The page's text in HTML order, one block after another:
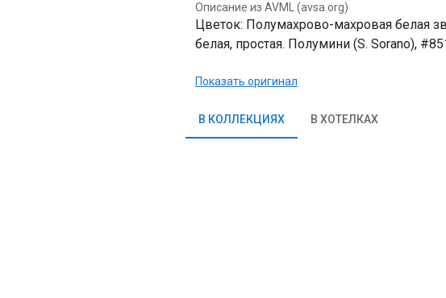
Описание из AVML (avsa.org)
Цветок: Полумахрово-махровая белая
белая, простая. Полумини (S. Sorano),
Показать оригинал
В КОЛЛЕКЦИЯХ В ХОТЕЛКАХ